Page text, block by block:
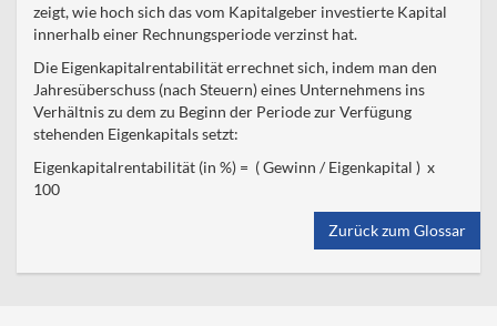
zeigt, wie hoch sich das vom Kapitalgeber investierte Kapital
innerhalb einer Rechnungsperiode verzinst hat.
Die Eigenkapitalrentabilität errechnet sich, indem man den
Jahresüberschuss (nach Steuern) eines Unternehmens ins
Verhältnis zu dem zu Beginn der Periode zur Verfügung
stehenden Eigenkapitals setzt:
Eigenkapitalrentabilität (in %) = ( Gewinn / Eigenkapital ) x
100
Zurück zum Glossar